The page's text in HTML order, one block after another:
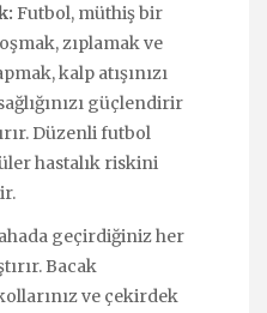
Futbol, müthiş bir
zıplamak ve
kalp atışınızı
güçlendirir
Düzenli futbol
hastalık riskini
geçirdiğiniz her
Bacak
ve çekirdek